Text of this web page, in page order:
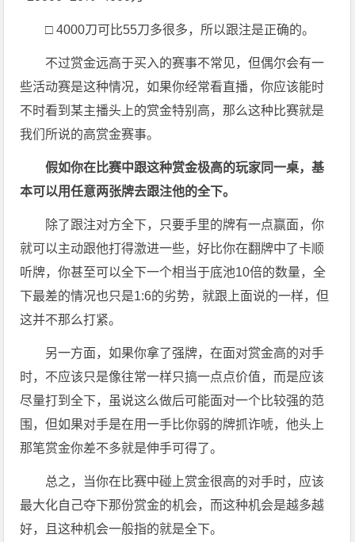
□ 4000刀可比55刀多很多，所以跟注是正确的。
不过赏金远高于买入的赛事不常见，但偶尔会有一
些活动赛是这种情况，如果你经常看直播，你应该能时
不时看到某主播头上的赏金特别高，那么这种比赛就是
我们所说的高赏金赛事。
假如你在比赛中跟这种赏金极高的玩家同一桌，基
本可以用任意两张牌去跟注他的全下。
除了跟注对方全下，只要手里的牌有一点赢面，你
就可以主动跟他打得激进一些，好比你在翻牌中了卡顺
听牌，你甚至可以全下一个相当于底池10倍的数量，全
下最差的情况也只是1:6的劣势，就跟上面说的一样，但
这并不那么打紧。
另一方面，如果你拿了强牌，在面对赏金高的对手
时，不应该只是像往常一样只搞一点点价值，而是应该
尽量打到全下，虽说这么做后可能面对一个比较强的范
围，但如果对手是在用一手比你弱的牌抓诈唬，他头上
那笔赏金你差不多就是伸手可得了。
总之，当你在比赛中碰上赏金很高的对手时，应该
最大化自己夺下那份赏金的机会，而这种机会是越多越
好，且这种机会一般指的就是全下。